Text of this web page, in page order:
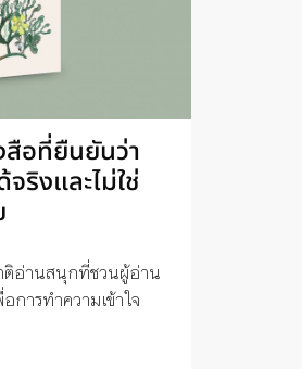
อที่ยืนยันว่า
ริงและไม่ใช่
ติอ่านสนุกที่ชวนผู้อ่าน
การทำความเข้าใจ